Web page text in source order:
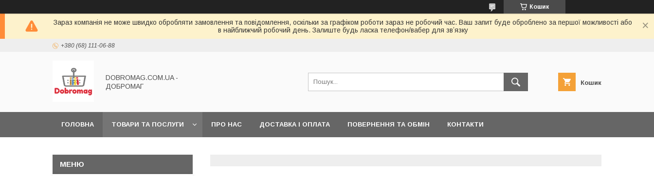
Кошик
Зараз компанія не може швидко обробляти замовлення та повідомлення, оскільки за графіком роботи зараз не робочий час. Ваш запит буде оброблено за першої можливості або
в найближчий робочий день. Залиште будь ласка телефон/вабер для звʼязку
+380 (68) 111-06-88
DOBROMAG.COM.UA -
ДОБРОМАГ
Кошик
ГОЛОВНА ТОВАРИ ТА ПОСЛУГИ ПРО НАС ДОСТАВКА І ОПЛАТА ПОВЕРНЕННЯ ТА ОБМІН КОНТАКТИ